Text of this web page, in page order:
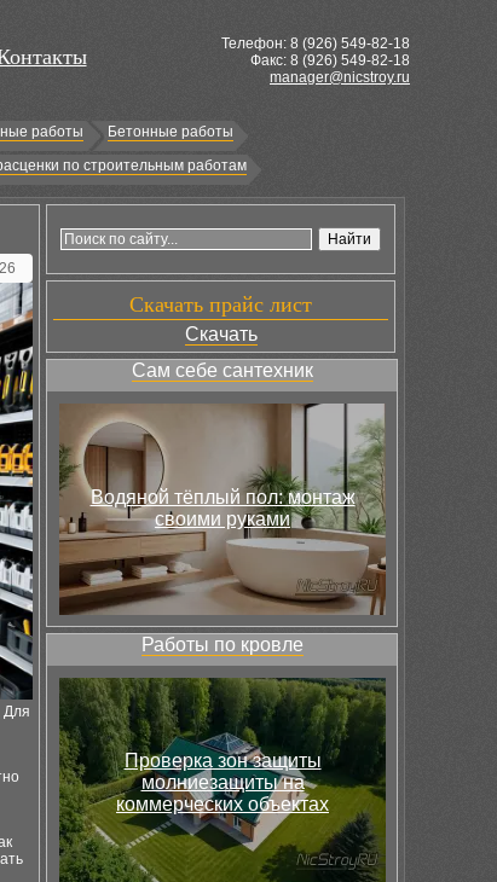
Телефон: 8 (926) 549-82-18
Факс: 8 (926) 549-82-18
manager@nicstroy.ru
работы
Бетонные работы
по строительным работам
Для
Скачать прайс лист
Скачать
Сам себе сантехник
Водяной тёплый пол: монтаж
своими руками
Работы по кровле
Проверка зон защиты
молниезащиты на
коммерческих объектах